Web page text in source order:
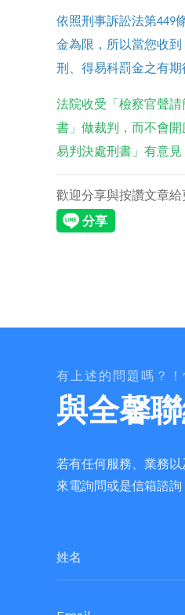
依照刑事訴訟法第449
金為限，所以當您收
刑、得易科罰金之有期
法院收受「檢察官聲
書」做裁判，而不會
易判決處刑書」有意見
歡迎分享與按讚文章給
有上述的問題嗎？！
與全馨
若有任何服務、業務
來電詢問或是信箱諮